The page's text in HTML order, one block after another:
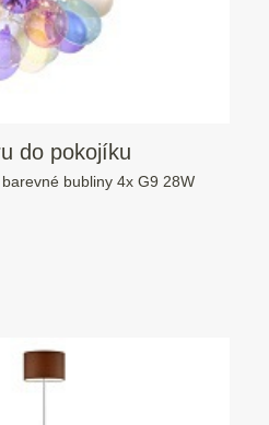
do pokojíku
bubliny 4x G9 28W